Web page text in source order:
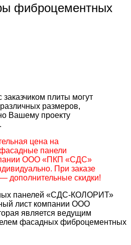
фиброцементных
плиты могут
размеров,
Вашему проекту
цена на
панели
ООО «ПКП «СДС»
При заказе
дополнительные скидки!
панелей «СДС-КОЛОРИТ»
лист компании ООО
является ведущим
фасадных фиброцементных